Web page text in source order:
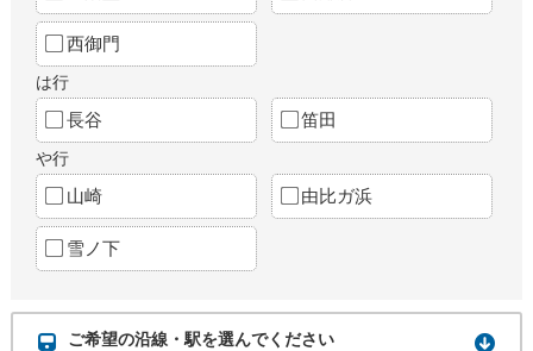
西御門
は行
長谷 笛田
や行
山崎 由比ガ浜
雪ノ下
ご希望の沿線・駅を選んでください